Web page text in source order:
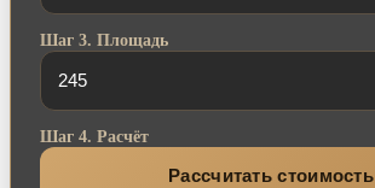
Шаг 3. Площадь
Шаг 4. Расчёт
Рассчитать стоимость